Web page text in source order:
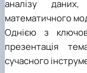
аналізу даних,
математичного
Однією з
презентація
сучасного